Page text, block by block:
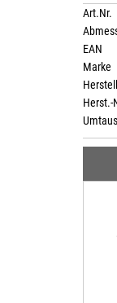
Art.Nr.
EAN
Marke
Herst.-